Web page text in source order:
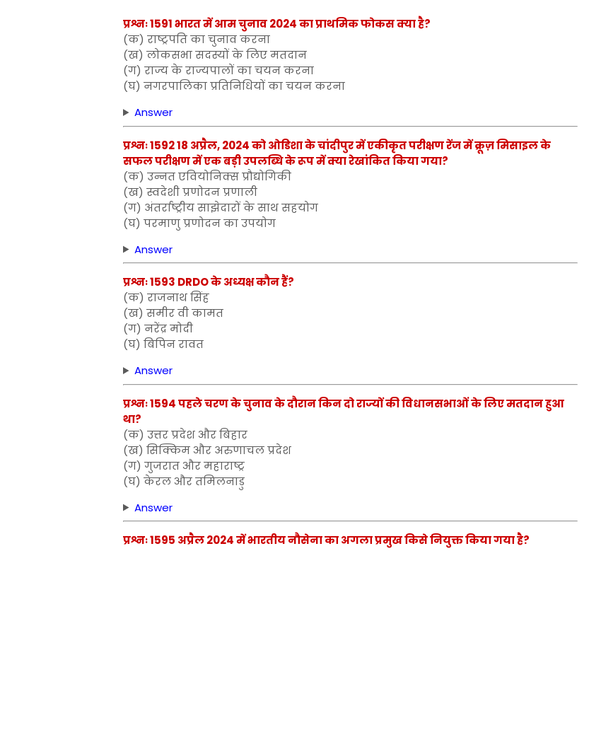
प्रश्नः 1591 भारत में आम चुनाव 2024 का प्राथमिक फोकस क्या है?
(क) राष्ट्रपति का चुनाव करना
(ख) लोकसभा सदस्यों के लिए मतदान
(ग) राज्य के राज्यपालों का चयन करना
(घ) नगरपालिका प्रतिनिधियों का चयन करना
Answer
प्रश्नः 1592 18 अप्रैल, 2024 को ओडिशा के चांदीपुर में एकीकृत परीक्षण रेंज में क्रूज़ मिसाइल के
सफल परीक्षण में एक बड़ी उपलब्धि के रूप में क्या रेखांकित किया गया?
(क) उन्नत एवियोनिक्स प्रौद्योगिकी
(ख) स्वदेशी प्रणोदन प्रणाली
(ग) अंतर्राष्ट्रीय साझेदारों के साथ सहयोग
(घ) परमाणु प्रणोदन का उपयोग
Answer
प्रश्नः 1593 DRDO के अध्यक्ष कौन हैं?
(क) राजनाथ सिंह
(ख) समीर वी कामत
(ग) नरेंद्र मोदी
(घ) बिपिन रावत
Answer
प्रश्नः 1594 पहले चरण के चुनाव के दौरान किन दो राज्यों की विधानसभाओं के लिए मतदान हुआ
था?
(क) उत्तर प्रदेश और बिहार
(ख) सिक्किम और अरुणाचल प्रदेश
(ग) गुजरात और महाराष्ट्र
(घ) केरल और तमिलनाडु
Answer
प्रश्नः 1595 अप्रैल 2024 में भारतीय नौसेना का अगला प्रमुख किसे नियुक्त किया गया है?